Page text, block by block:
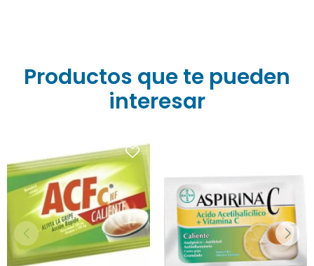
Productos que te pueden
interesar
Antigripal. Aspirina C
Caliente es una bebida
efervescente sabor limón
para combatir resfríos,
con aspirina y Vitamina C,
aliviando dolor y fiebre.
rápido y efectivo de los
síntomas de la gripe y el
resfriado. Cada sobre
combina 400 mg de
ácido acetilsalicílico, 240
mg de ácido ascórbico
(vitamina C) y 10 mg de
fenilefrina para una
acción completa.